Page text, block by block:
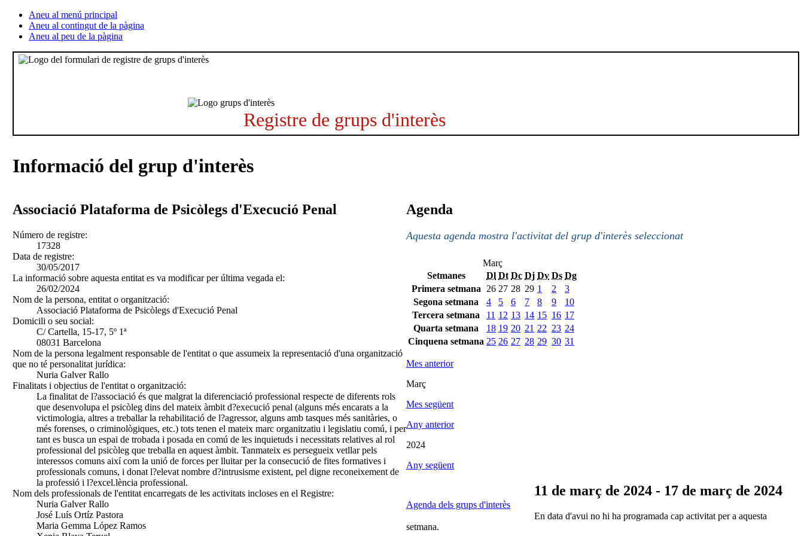
Aneu al menú principal
Aneu al contingut de la pàgina
Aneu al peu de la pàgina
Registre de grups d'interès
Informació del grup d'interès
Associació Plataforma de Psicòlegs d'Execució Penal
Número de registre:
17328
Data de registre:
30/05/2017
La informació sobre aquesta entitat es va modificar per última vegada el:
26/02/2024
Nom de la persona, entitat o organització:
Associació Plataforma de Psicòlegs d'Execució Penal
Domicili o seu social:
C/ Cartella, 15-17, 5º 1ª
08031 Barcelona
Nom de la persona legalment responsable de l'entitat o que assumeix la representació d'una organització
que no té personalitat jurídica:
Nuria Galver Rallo
Finalitats i objectius de l'entitat o organització:
La finalitat de l?associació és que malgrat la diferenciació professional respecte de diferents rols
que desenvolupa el psicòleg dins del mateix àmbit d?execució penal (alguns més encarats a la
victimologia, altres a treballar la rehabilitació de l?agressor, alguns amb tasques més sanitàries, o
més forenses, o criminològiques, etc.) tots tenen el mateix marc organitzatiu i legislatiu comú, i per
tant es busca un espai de trobada i posada en comú de les inquietuds i necessitats relatives al rol
professional del psicòleg que treballa en aquest àmbit. Tanmateix es persegueix vetllar pels
interessos comuns així com la unió de forces per lluitar per la consecució de fites formatives i
professionals comuns, i donat l?elevat nombre d?intrusisme existent, pel digne reconeixement de
la professió i l?excel.lència professional.
Nom dels professionals de l'entitat encarregats de les activitats incloses en el Registre:
Nuria Galver Rallo
José Luís Ortíz Pastora
Maria Gemma López Ramos
Agenda
Aquesta agenda mostra l'activitat del grup d'interès seleccionat
Març
Setmanes
Dl Dt Dc Dj Dv Ds Dg
Primera setmana
26 27 28 29 1 2
3
Segona setmana
4 5 6 7 8 9
10
Tercera setmana
11 12 13 14 15 16 17
Quarta setmana
18 19 20 21 22 23 24
Cinquena setmana 25 26 27 28 29 30 31
Mes anterior
Març
Mes següent
Any anterior
2024
Any següent
Agenda dels grups d'interès
11 de març de 2024 - 17 de març de 2024
En data d'avui no hi ha programada cap activitat per a aquesta
setmana.